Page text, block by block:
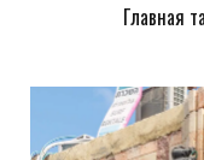
Главная